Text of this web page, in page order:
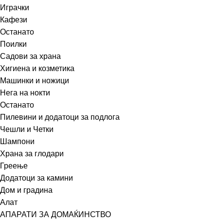
Играчки
Кафези
Останато
Поилки
Садови за храна
Хигиена и козметика
Машинки и ножици
Нега на нокти
Останато
Пилевини и додатоци за подлога
Чешли и Четки
Шампони
Храна за глодари
Греење
Додатоци за камини
Дом и градина
Алат
АПАРАТИ ЗА ДОМАЌИНСТВО